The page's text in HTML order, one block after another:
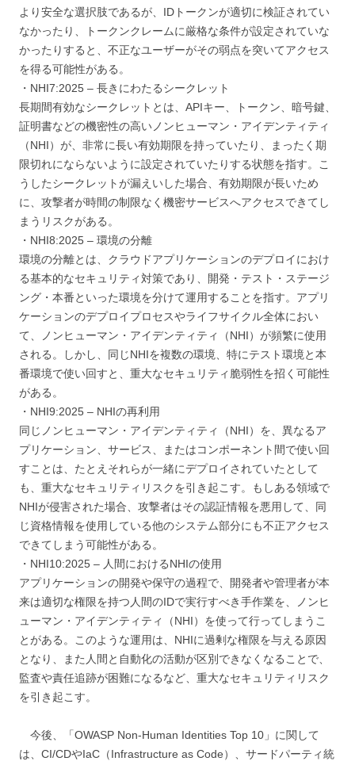
より安全な選択肢であるが、IDトークンが適切に検証されてい
なかったり、トークンクレームに厳格な条件が設定されていな
かったりすると、不正なユーザーがその弱点を突いてアクセス
を得る可能性がある。
・NHI7:2025 – 長きにわたるシークレット
長期間有効なシークレットとは、APIキー、トークン、暗号鍵、
証明書などの機密性の高いノンヒューマン・アイデンティティ
（NHI）が、非常に長い有効期限を持っていたり、まったく期
限切れにならないように設定されていたりする状態を指す。こ
うしたシークレットが漏えいした場合、有効期限が長いため
に、攻撃者が時間の制限なく機密サービスへアクセスできてし
まうリスクがある。
・NHI8:2025 – 環境の分離
環境の分離とは、クラウドアプリケーションのデプロイにおけ
る基本的なセキュリティ対策であり、開発・テスト・ステージ
ング・本番といった環境を分けて運用することを指す。アプリ
ケーションのデプロイプロセスやライフサイクル全体におい
て、ノンヒューマン・アイデンティティ（NHI）が頻繁に使用
される。しかし、同じNHIを複数の環境、特にテスト環境と本
番環境で使い回すと、重大なセキュリティ脆弱性を招く可能性
がある。
・NHI9:2025 – NHIの再利用
同じノンヒューマン・アイデンティティ（NHI）を、異なるア
プリケーション、サービス、またはコンポーネント間で使い回
すことは、たとえそれらが一緒にデプロイされていたとして
も、重大なセキュリティリスクを引き起こす。もしある領域で
NHIが侵害された場合、攻撃者はその認証情報を悪用して、同
じ資格情報を使用している他のシステム部分にも不正アクセス
できてしまう可能性がある。
・NHI10:2025 – 人間におけるNHIの使用
アプリケーションの開発や保守の過程で、開発者や管理者が本
来は適切な権限を持つ人間のIDで実行すべき手作業を、ノンヒ
ューマン・アイデンティティ（NHI）を使って行ってしまうこ
とがある。このような運用は、NHIに過剰な権限を与える原因
となり、また人間と自動化の活動が区別できなくなることで、
監査や責任追跡が困難になるなど、重大なセキュリティリスク
を引き起こす。
今後、「OWASP Non-Human Identities Top 10」に関して
は、CI/CDやIaC（Infrastructure as Code）、サードパーティ統